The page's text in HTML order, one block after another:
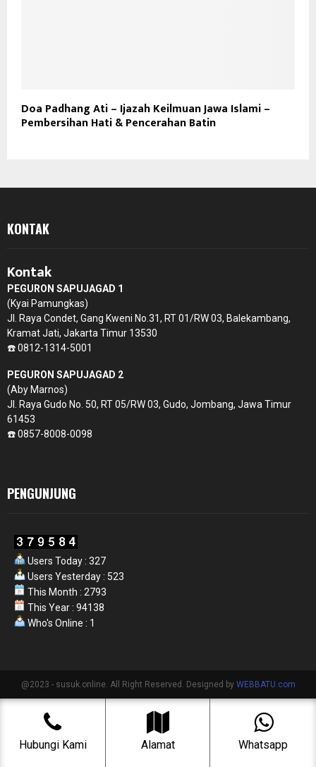
Doa Padhang Ati – Ijazah Keilmuan Jawa Islami –
Pembersihan Hati & Pencerahan Batin
KONTAK
Kontak
PEGURON SAPUJAGAD 1
(Kyai Pamungkas)
Jl. Raya Condet, Gang Kweni No.31, RT 01/RW 03, Balekambang,
Kramat Jati, Jakarta Timur 13530
☎️ 0812-1314-5001
PEGURON SAPUJAGAD 2
(Aby Marnos)
Jl. Raya Gudo No. 50, RT 05/RW 03, Gudo, Jombang, Jawa Timur
61453
☎️ 0857-8008-0098
PENGUNJUNG
Users Today : 327
Users Yesterday : 523
This Month : 2793
This Year : 94138
Who's Online : 1
@2023 - susuk.online. All Right Reserved. Designed by WEBBATU.com
Hubungi Kami Alamat Whatsapp